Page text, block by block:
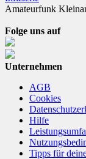
Amateurfunk
Folge uns auf
Unternehmen
AGB
Cookies
Hilfe
Tipps für